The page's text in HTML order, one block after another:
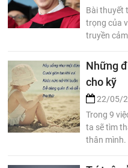
Bài thuyết
trọng của
truyền
Những
cho kỹ
22/05/
Trong 9
ta sẽ tìm
thân mình.